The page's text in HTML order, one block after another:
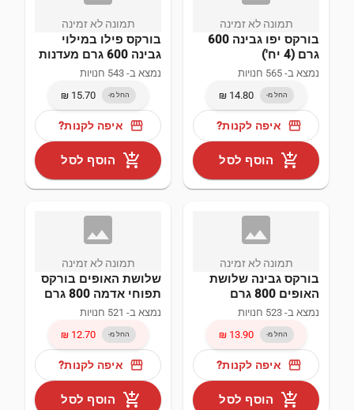
חטיפים ועוגיות (79)
שימורים ומוצרי מזון (41)
מאפים ובצקים קפואים (40)
חלבי (35)
עוגיות (27)
לחם ומאפים (25)
search
גידרון תעשיות בע"מ (14)
שלושת האופים (13)
מאפיית אריאל (9)
בונז'ור (7)
ינון (5)
פילסברי (5) search
תמונה לא זמינה
בורקס יפו גבינה 600
גרם (4 יח')
נמצא ב- 565 חנויות
החל מ- ‏14.80 ‏₪
storefront איפה לקנות?
add_shopping_cart הוסף לסל
תמונה לא זמינה
בורקס פילו במילוי
גבינה 600 גרם מעדנות
נמצא ב- 543 חנויות
החל מ- ‏15.70 ‏₪
storefront איפה לקנות?
add_shopping_cart הוסף לסל
תמונה לא זמינה
בורקס גבינה שלושת
האופים 800 גרם
נמצא ב- 523 חנויות
החל מ- ‏13.90 ‏₪
storefront איפה לקנות?
add_shopping_cart הוסף לסל
תמונה לא זמינה
שלושת האופים בורקס
תפוחי אדמה 800 גרם
נמצא ב- 521 חנויות
החל מ- ‏12.70 ‏₪
storefront איפה לקנות?
add_shopping_cart הוסף לסל